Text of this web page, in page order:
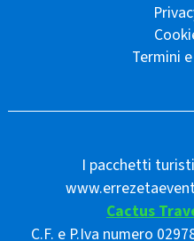
Termini
I pacchetti
Cactus
C.F. e P.Iva numero